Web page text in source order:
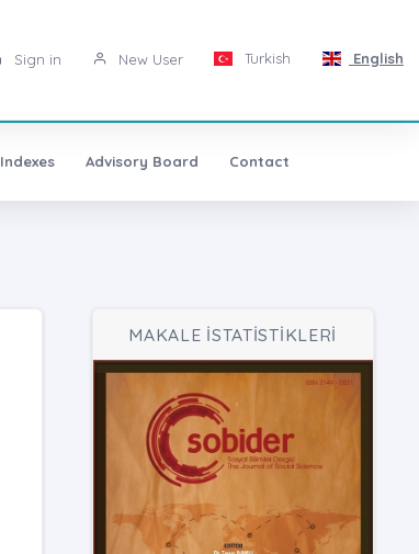
Sign in New User Turkish English
Indexes Advisory Board Contact
MAKALE İSTATİSTİKLERİ